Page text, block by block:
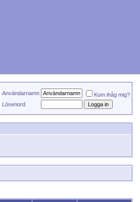
Användarnamn
Kom ihåg mig?
Lösenord